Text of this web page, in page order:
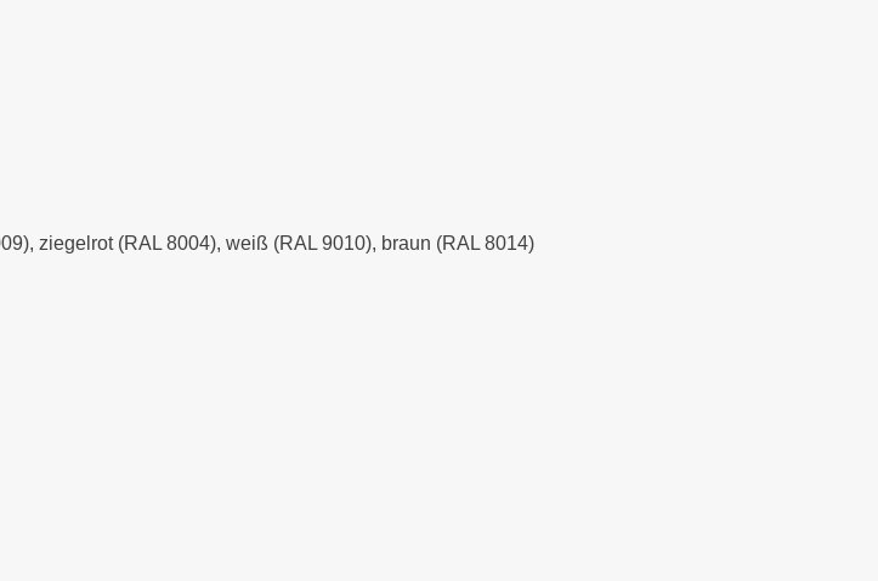
ziegelrot (RAL 8004), weiß (RAL 9010), braun (RAL 8014)